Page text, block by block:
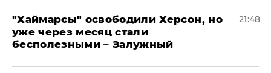
"Хаймарсы" освободили Херсон, но
уже через месяц стали
бесполезными – Залужный
21:48